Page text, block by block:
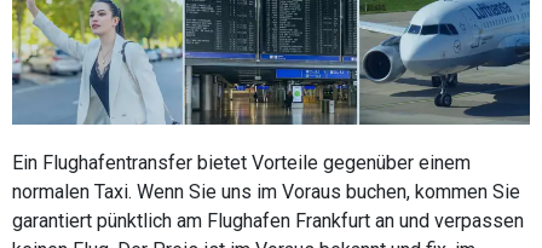
Ein Flughafentransfer bietet Vorteile gegenüber einem
normalen Taxi. Wenn Sie uns im Voraus buchen, kommen Sie
garantiert pünktlich am Flughafen Frankfurt an und verpassen